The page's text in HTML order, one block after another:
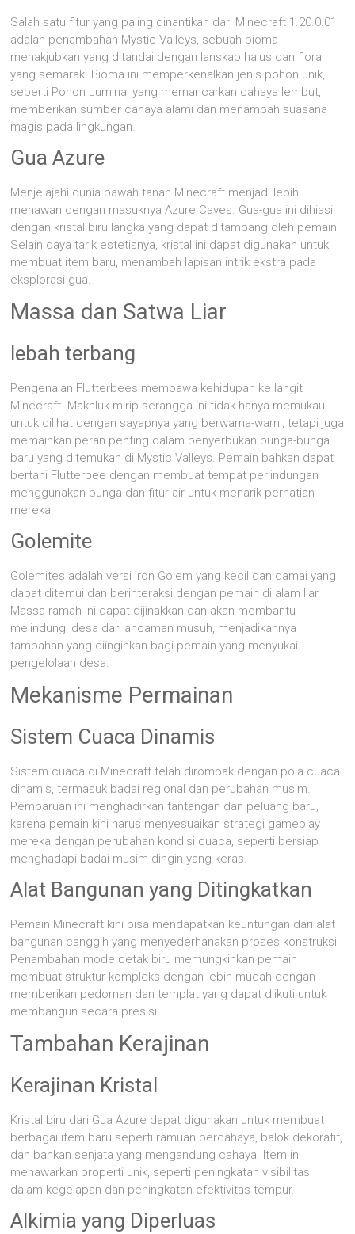
Salah satu fitur yang paling dinantikan dari Minecraft 1.20.0.01
adalah penambahan Mystic Valleys, sebuah bioma
menakjubkan yang ditandai dengan lanskap halus dan flora
yang semarak. Bioma ini memperkenalkan jenis pohon unik,
seperti Pohon Lumina, yang memancarkan cahaya lembut,
memberikan sumber cahaya alami dan menambah suasana
magis pada lingkungan.
Gua Azure
Menjelajahi dunia bawah tanah Minecraft menjadi lebih
menawan dengan masuknya Azure Caves. Gua-gua ini dihiasi
dengan kristal biru langka yang dapat ditambang oleh pemain.
Selain daya tarik estetisnya, kristal ini dapat digunakan untuk
membuat item baru, menambah lapisan intrik ekstra pada
eksplorasi gua.
Massa dan Satwa Liar
lebah terbang
Pengenalan Flutterbees membawa kehidupan ke langit
Minecraft. Makhluk mirip serangga ini tidak hanya memukau
untuk dilihat dengan sayapnya yang berwarna-warni, tetapi juga
memainkan peran penting dalam penyerbukan bunga-bunga
baru yang ditemukan di Mystic Valleys. Pemain bahkan dapat
bertani Flutterbee dengan membuat tempat perlindungan
menggunakan bunga dan fitur air untuk menarik perhatian
mereka.
Golemite
Golemites adalah versi Iron Golem yang kecil dan damai yang
dapat ditemui dan berinteraksi dengan pemain di alam liar.
Massa ramah ini dapat dijinakkan dan akan membantu
melindungi desa dari ancaman musuh, menjadikannya
tambahan yang diinginkan bagi pemain yang menyukai
pengelolaan desa.
Mekanisme Permainan
Sistem Cuaca Dinamis
Sistem cuaca di Minecraft telah dirombak dengan pola cuaca
dinamis, termasuk badai regional dan perubahan musim.
Pembaruan ini menghadirkan tantangan dan peluang baru,
karena pemain kini harus menyesuaikan strategi gameplay
mereka dengan perubahan kondisi cuaca, seperti bersiap
menghadapi badai musim dingin yang keras.
Alat Bangunan yang Ditingkatkan
Pemain Minecraft kini bisa mendapatkan keuntungan dari alat
bangunan canggih yang menyederhanakan proses konstruksi.
Penambahan mode cetak biru memungkinkan pemain
membuat struktur kompleks dengan lebih mudah dengan
memberikan pedoman dan templat yang dapat diikuti untuk
membangun secara presisi.
Tambahan Kerajinan
Kerajinan Kristal
Kristal biru dari Gua Azure dapat digunakan untuk membuat
berbagai item baru seperti ramuan bercahaya, balok dekoratif,
dan bahkan senjata yang mengandung cahaya. Item ini
menawarkan properti unik, seperti peningkatan visibilitas
dalam kegelapan dan peningkatan efektivitas tempur.
Alkimia yang Diperluas